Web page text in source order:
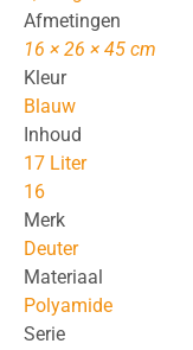
Afmetingen
16 × 26 × 45 cm
Kleur
Blauw
Inhoud
17 Liter
16
Merk
Deuter
Materiaal
Polyamide
Serie